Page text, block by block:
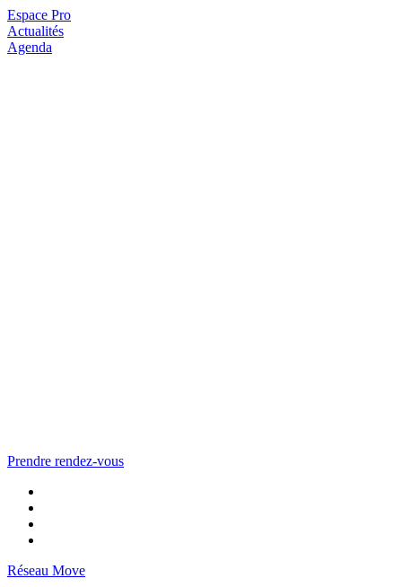
Espace Pro
Actualités
Agenda
Prendre rendez-vous
Réseau Move